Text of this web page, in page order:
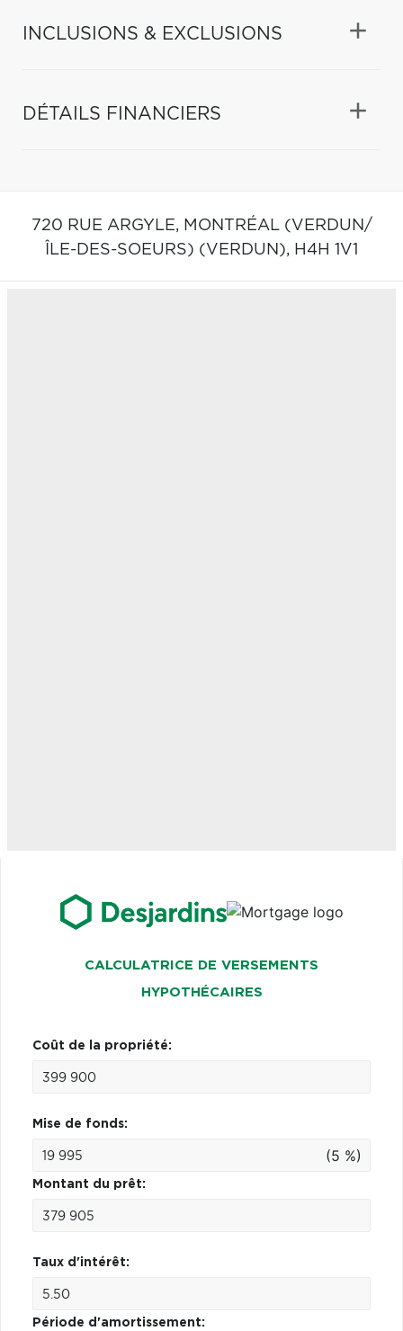
INCLUSIONS & EXCLUSIONS
DÉTAILS FINANCIERS
720 RUE ARGYLE, MONTRÉAL (VERDUN/
ÎLE-DES-SOEURS) (VERDUN), H4H 1V1
CALCULATRICE DE VERSEMENTS
HYPOTHÉCAIRES
Coût de la propriété:
Mise de fonds:
(5 %)
Montant du prêt:
Taux d'intérêt:
Période d'amortissement: